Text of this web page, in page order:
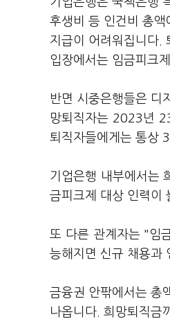
후생비 등 인건비 총
지급이 어려워집니다.
입장에서는 임금피크
반면 시중은행들은 디
망퇴직자는 2023년
퇴직자들에게는 통상
기업은행 내부에서는
금피크제 대상 인력이
또 다른 관계자는 "임
능해지면 신규 채용과
금융권 안팎에서는 총
나옵니다. 희망퇴직금